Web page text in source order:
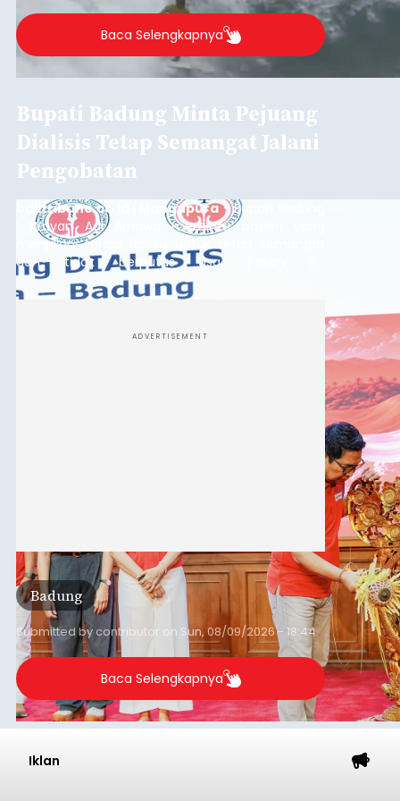
Baca Selengkapnya
Bupati Badung Minta Pejuang
Dialisis Tetap Semangat Jalani
Pengobatan
balitribune.co.id | Mangupura- Bupati Badung
I Wayan Adi Arnawa meminta pasien yang
menjalani terapi dialisis untuk tetap semangat
dan tidak berputus asa. Pesan itu
disampaikannya saat menghadiri Sarasehan
Pejuang Dialisis yang digelar RSD Mangusada di
ADVERTISEMENT
Badung
Submitted by contributor on Sun, 08/09/2026 - 18:44
Baca Selengkapnya
Iklan